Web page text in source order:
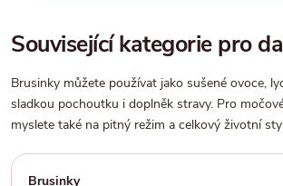
Související kategorie pro
Brusinky můžete používat jako sušené ovoce,
sladkou pochoutku i doplněk stravy. Pro
myslete také na pitný režim a celkový životní
Brusinky